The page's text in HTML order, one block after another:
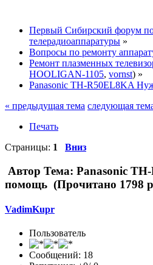
Первый Сибирский форум
телерадиоаппаратуры »
Вопросы по ремонту
Ремонт плазменных
HOOLIGAN-1105, vornst) »
Panasonic TH-R50EL8KA
« предыдущая тема следующая
Печать
Страницы: 1 Вниз
Автор Тема: Panasonic
помощь (Прочитано 1798
VadimKupr
Пользователь
Сообщений: 18